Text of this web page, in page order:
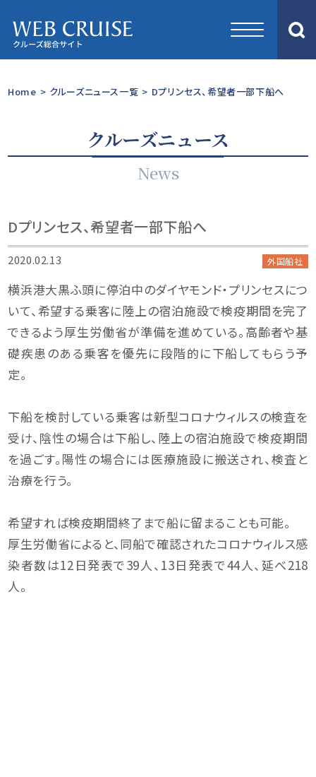
Home > クルーズニュース一覧 > Dプリンセス、希望者一部下船へ
クルーズニュース
News
Dプリンセス、希望者一部下船へ
2020.02.13 外国船社
横浜港大黒ふ頭に停泊中のダイヤモンド・プリンセスにつ
いて、希望する乗客に陸上の宿泊施設で検疫期間を完了
できるよう厚生労働省が準備を進めている。高齢者や基
礎疾患のある乗客を優先に段階的に下船してもらう予
定。
下船を検討している乗客は新型コロナウィルスの検査を
受け、陰性の場合は下船し、陸上の宿泊施設で検疫期間
を過ごす。陽性の場合には医療施設に搬送され、検査と
治療を行う。
希望すれば検疫期間終了まで船に留まることも可能。
厚生労働省によると、同船で確認されたコロナウィルス感
染者数は12日発表で39人、13日発表で44人、延べ218
人。